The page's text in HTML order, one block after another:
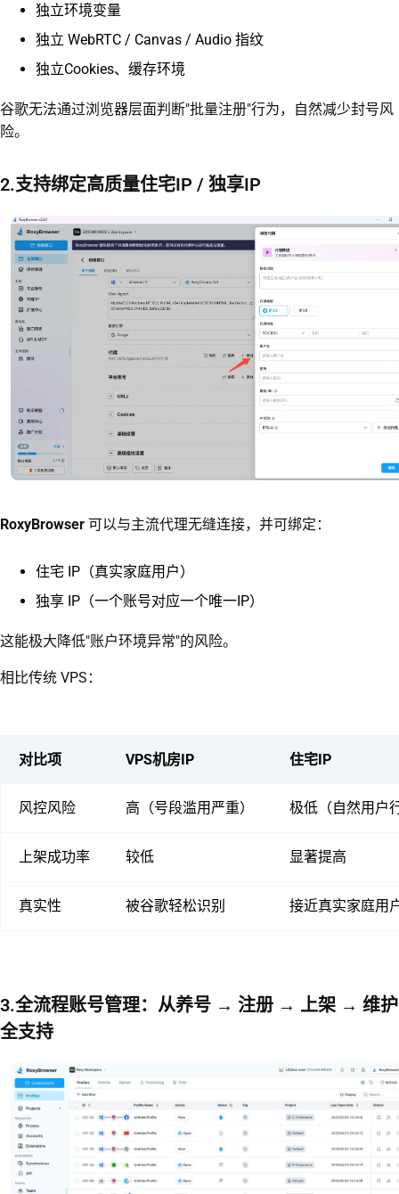
独立环境变量
独立 WebRTC / Canvas / Audio 指纹
独立Cookies、缓存环境
谷歌无法通过浏览器层面判断"批量注册"行为，自然减少封号风
险。
2.支持绑定高质量住宅IP / 独享IP
RoxyBrowser 可以与主流代理无缝连接，并可绑定：
住宅 IP（真实家庭用户）
独享 IP（一个账号对应一个唯一IP）
这能极大降低"账户环境异常"的风险。
相比传统 VPS：
对比项 VPS机房IP 住宅IP
风控风险 高（号段滥用严重） 极低（自然用户
上架成功率 较低 显著提高
真实性 被谷歌轻松识别 接近真实家庭用
3.全流程账号管理：从养号 → 注册 → 上架 → 维护
全支持